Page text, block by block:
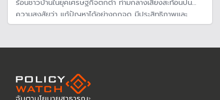
ร้อนชาวบ้านในยุคเศรษฐกิจตกต่ำ ท่ามกลางเสียงสะท้อนปน
ความสงสัยว่า แก้ปัญหาได้อย่างถูกจุด มีประสิทธิภาพและ
ยั่งยืนแค่ไหน